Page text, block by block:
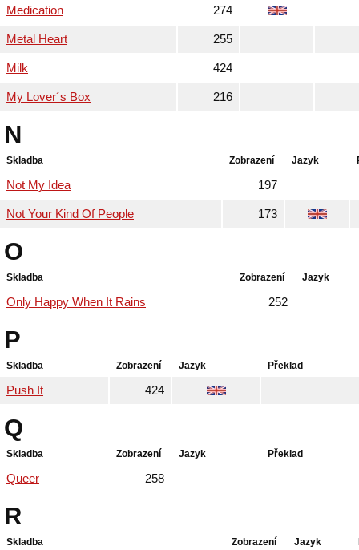
Medication 274
Metal Heart 255
Milk 424
My Lover´s Box 216
N
Skladba Zobrazení Jazyk
Not My Idea 197
Not Your Kind Of People 173
O
Skladba Zobrazení Jazyk
Only Happy When It Rains 252
P
Skladba Zobrazení Jazyk Překlad
Push It 424
Q
Skladba Zobrazení Jazyk Překlad
Queer 258
R
Skladba Zobrazení Jazyk